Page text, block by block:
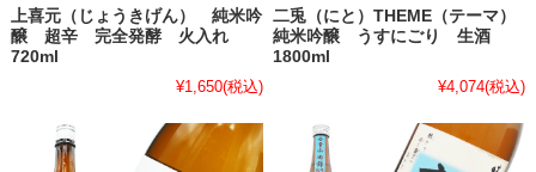
上喜元（じょうきげん） 純米吟
醸 超辛 完全発酵 火入れ
720ml
¥1,650(税込)
二兎（にと）THEME（テーマ）
純米吟醸 うすにごり 生酒
1800ml
¥4,074(税込)